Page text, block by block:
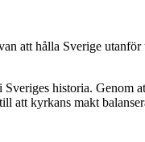
att hålla Sverige
historia. Genom
att kyrkans makt